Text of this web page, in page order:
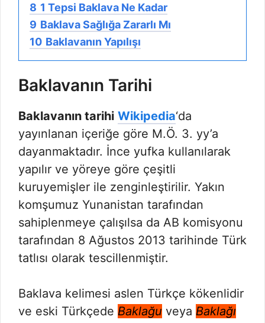
8 1 Tepsi Baklava Ne Kadar
9 Baklava Sağlığa Zararlı Mı
10 Baklavanın Yapılışı
Baklavanın Tarihi
Baklavanın tarihi Wikipedia‘da
yayınlanan içeriğe göre M.Ö. 3. yy’a
dayanmaktadır. İnce yufka kullanılarak
yapılır ve yöreye göre çeşitli
kuruyemişler ile zenginleştirilir. Yakın
komşumuz Yunanistan tarafından
sahiplenmeye çalışılsa da AB komisyonu
tarafından 8 Ağustos 2013 tarihinde Türk
tatlısı olarak tescillenmiştir.
Baklava kelimesi aslen Türkçe kökenlidir
ve eski Türkçede Baklağu veya Baklağı